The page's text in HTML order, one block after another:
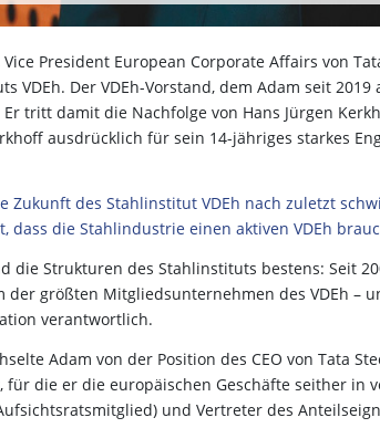
Vice President European Corporate Affairs von
VDEh. Der VDEh-Vorstand, dem Adam seit
tritt damit die Nachfolge von Hans Jürgen
ausdrücklich für sein 14-jähriges starkes
Zukunft des Stahlinstitut VDEh nach zuletzt
dass die Stahlindustrie einen aktiven VDEh
die Strukturen des Stahlinstituts bestens: Seit
der größten Mitgliedsunternehmen des VDEh –
verantwortlich.
Adam von der Position des CEO von Tata
die er die europäischen Geschäfte seither in
und Vertreter des